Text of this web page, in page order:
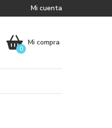
Mi cuenta
Mi compra
0